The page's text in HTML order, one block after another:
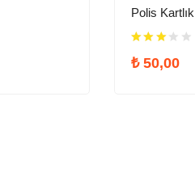
Polis Kartlık
₺50,00